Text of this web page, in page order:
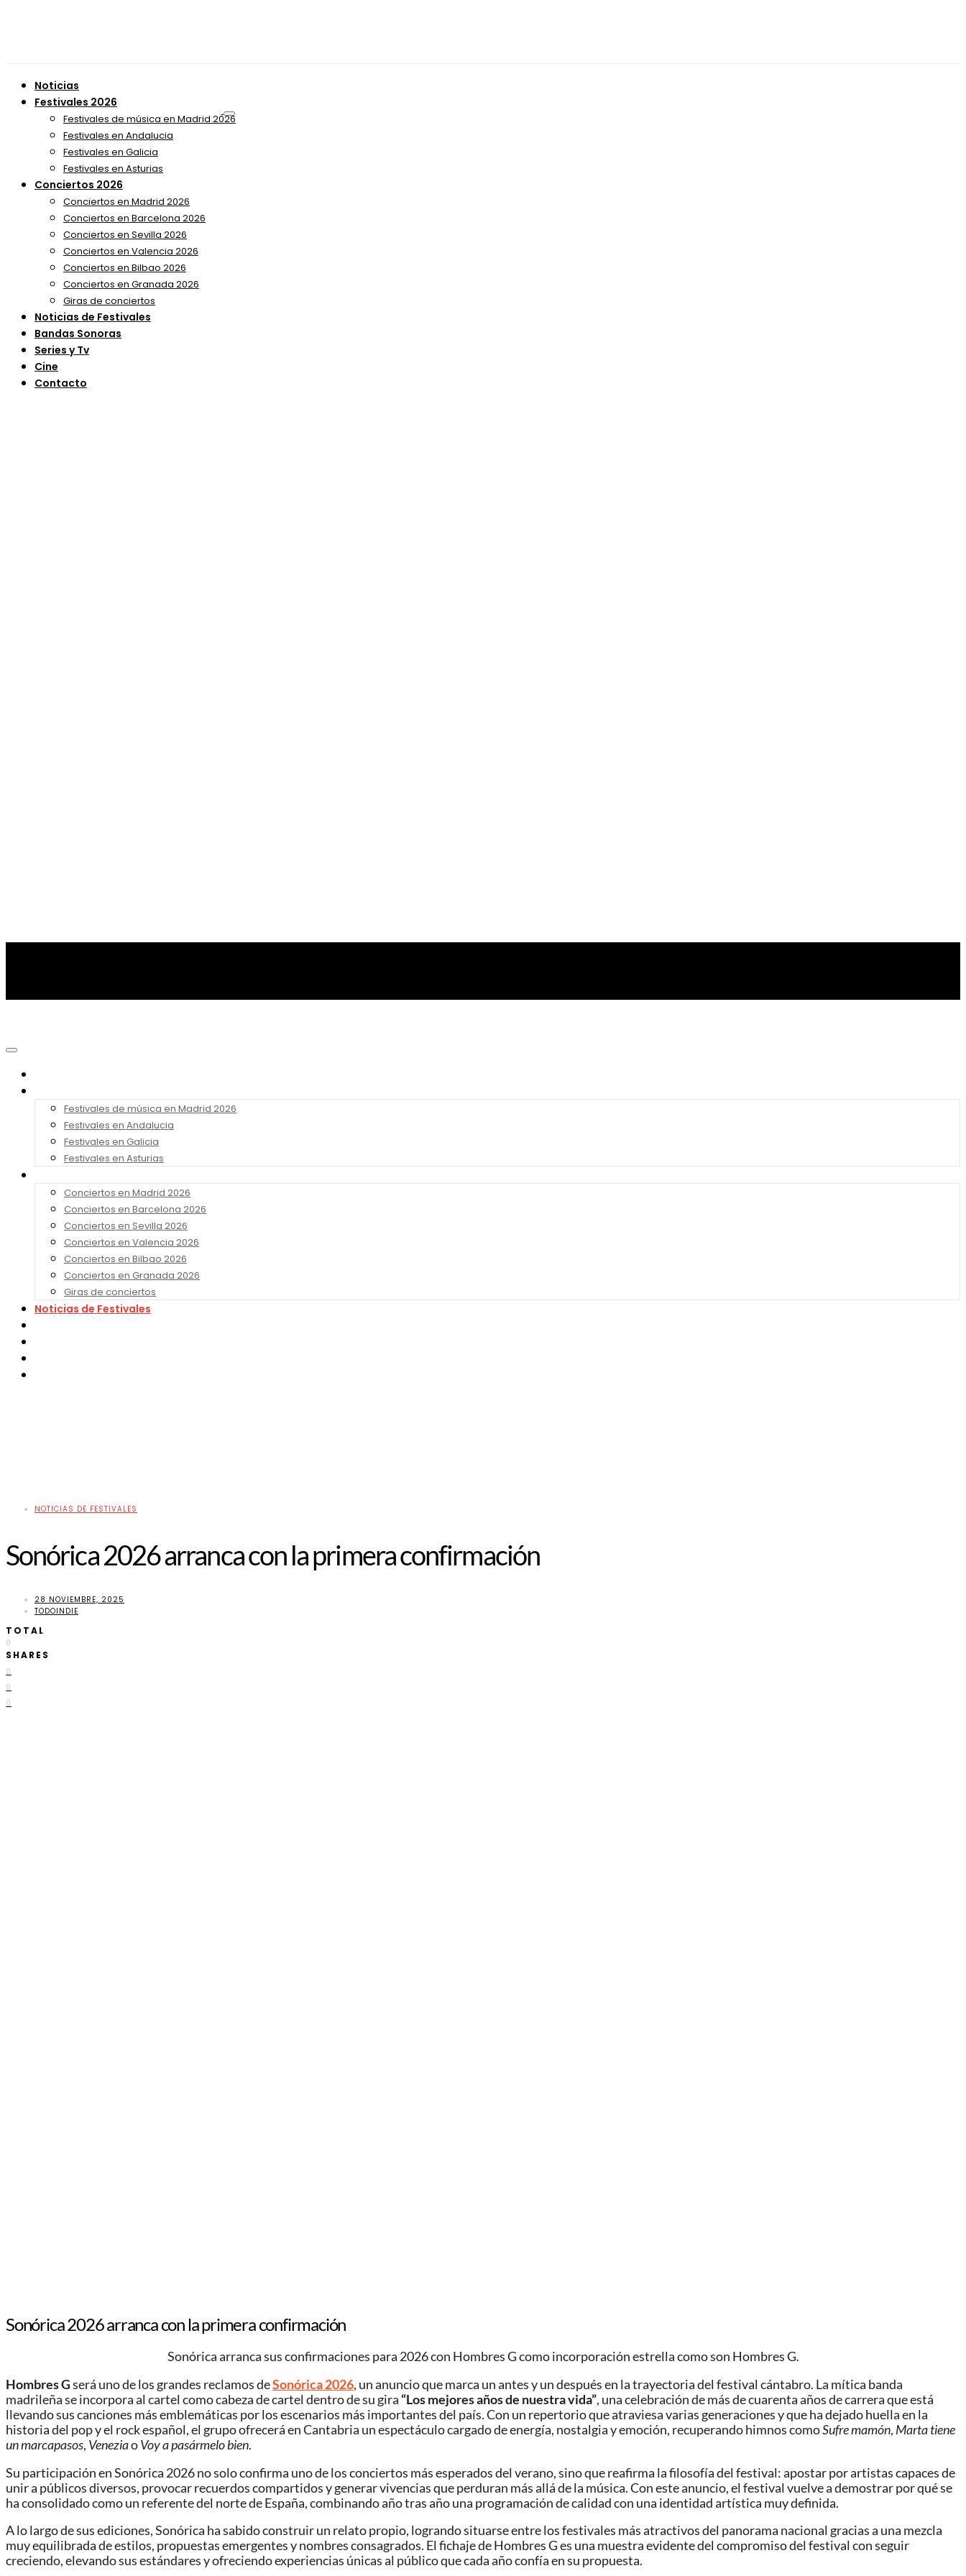
Noticias
Festivales 2026
Festivales de música en Madrid 2026
Festivales en Andalucia
Festivales en Galicia
Festivales en Asturias
Conciertos 2026
Conciertos en Madrid 2026
Conciertos en Barcelona 2026
Conciertos en Sevilla 2026
Conciertos en Valencia 2026
Conciertos en Bilbao 2026
Conciertos en Granada 2026
Giras de conciertos
Noticias de Festivales
Bandas Sonoras
Series y Tv
Cine
Contacto
Festivales de música en Madrid 2026
Festivales en Andalucia
Festivales en Galicia
Festivales en Asturias
Conciertos en Madrid 2026
Conciertos en Barcelona 2026
Conciertos en Sevilla 2026
Conciertos en Valencia 2026
Conciertos en Bilbao 2026
Conciertos en Granada 2026
Giras de conciertos
Noticias de Festivales
NOTICIAS DE FESTIVALES
Sonórica 2026 arranca con la primera confirmación
28 NOVIEMBRE, 2025
TODOINDIE
TOTAL
0
SHARES
0
0
0
Sonórica 2026 arranca con la primera confirmación
Sonórica arranca sus confirmaciones para 2026 con Hombres G como incorporación estrella como son Hombres G.
Hombres Gserá uno de los grandes reclamos deSonórica 2026, un anuncio que marca un antes y un después en la trayectoria del festival cántabro. La mítica banda
madrileña se incorpora al cartel como cabeza de cartel dentro de su gira “Los mejores años de nuestra vida”, una celebración de más de cuarenta años de carrera que está
llevando sus canciones más emblemáticas por los escenarios más importantes del país. Con un repertorio que atraviesa varias generaciones y que ha dejado huella en la
historia del pop y el rock español, el grupo ofrecerá en Cantabria un espectáculo cargado de energía, nostalgia y emoción, recuperando himnos comoSufre mamón, Marta tiene
un marcapasos, VeneziaoVoy a pasármelo bien.
Su participación en Sonórica 2026 no solo confirma uno de los conciertos más esperados del verano, sino que reafirma la filosofía del festival: apostar por artistas capaces de
unir a públicos diversos, provocar recuerdos compartidos y generar vivencias que perduran más allá de la música. Con este anuncio, el festival vuelve a demostrar por qué se
ha consolidado como un referente del norte de España, combinando año tras año una programación de calidad con una identidad artística muy definida.
A lo largo de sus ediciones, Sonórica ha sabido construir un relato propio, logrando situarse entre los festivales más atractivos del panorama nacional gracias a una mezcla
muy equilibrada de estilos, propuestas emergentes y nombres consagrados. El fichaje de Hombres G es una muestra evidente del compromiso del festival con seguir
creciendo, elevando sus estándares y ofreciendo experiencias únicas al público que cada año confía en su propuesta.